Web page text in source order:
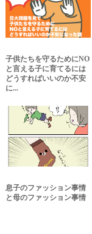
子供たちを守るためにNO
と言える子に育てるには
どうすればいいのか不安
に...
息子のファッション事情
と母のファッション事情